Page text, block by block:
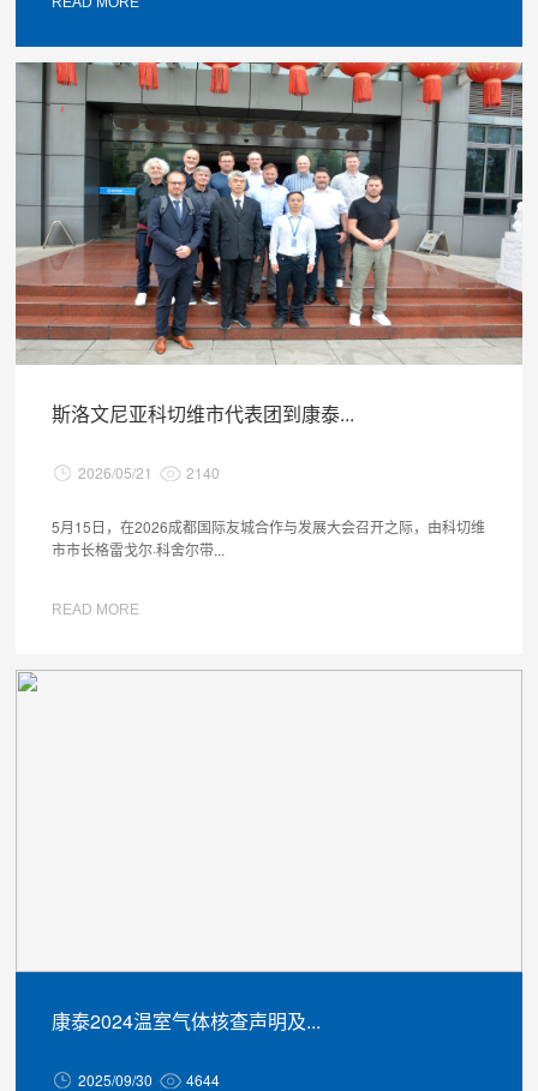
斯洛文尼亚科切维市代表团到康泰...
2026/05/21 2140
5月15日，在2026成都国际友城合作与发展大会召开之际，由科切维
市市长格雷戈尔·科舍尔带...
READ MORE
康泰2024温室气体核查声明及...
2025/09/30 4644